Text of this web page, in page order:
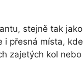
stejně tak jako
i přesná místa, kde
zajetých kol nebo